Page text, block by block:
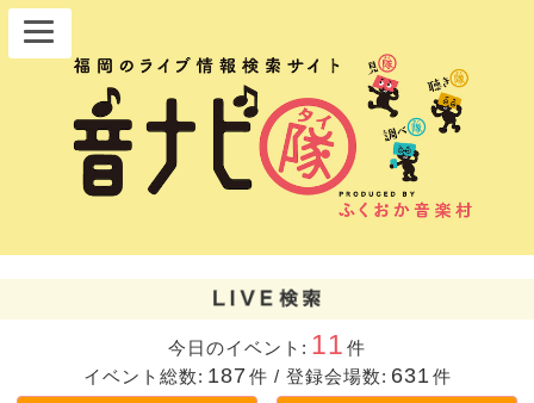
今日のイベント: 11 件
イベント総数: 187 件 / 登録会場数: 631 件